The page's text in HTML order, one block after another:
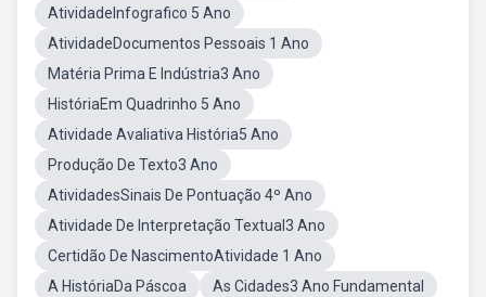
AtividadeInfografico 5 Ano
AtividadeDocumentos Pessoais 1 Ano
Matéria Prima E Indústria3 Ano
HistóriaEm Quadrinho 5 Ano
Atividade Avaliativa História5 Ano
Produção De Texto3 Ano
AtividadesSinais De Pontuação 4º Ano
Atividade De Interpretação Textual3 Ano
Certidão De NascimentoAtividade 1 Ano
A HistóriaDa Páscoa
As Cidades3 Ano Fundamental